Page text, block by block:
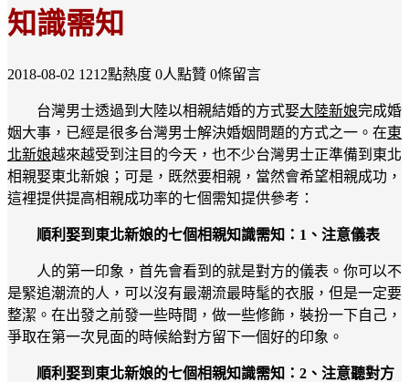
知識需知
2018-08-02 1212點熱度 0人點贊 0條留言
台灣男士透過到大陸以相親結婚的方式娶大陸新娘完成婚
姻大事，已經是很多台灣男士解決婚姻問題的方式之一。在東
北新娘越來越受到注目的今天，也不少台灣男士正準備到東北
相親娶東北新娘；可是，既然要相親，當然會希望相親成功，
這裡提供提高相親成功率的七個需知提供參考：
順利娶到東北新娘的七個相親知識需知：1、注意儀表
人的第一印象，首先會看到的就是對方的儀表。你可以不
是緊追潮流的人，可以沒有最潮流最時髦的衣服，但是一定要
整潔。在出發之前發一些時間，做一些修飾，裝扮一下自己，
爭取在第一次見面的時候給對方留下一個好的印象。
順利娶到東北新娘的七個相親知識需知：2、注意聽對方